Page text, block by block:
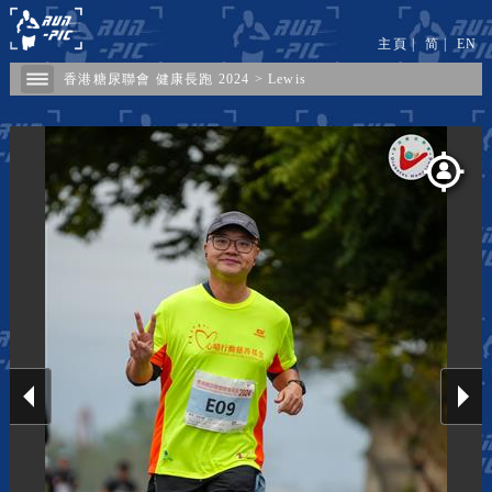
香港糖尿聯會 健康長跑 2024 > Lewis
主頁 | 简| EN